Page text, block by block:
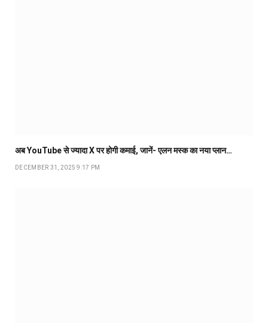
अब YouTube से ज्यादा X पर होगी कमाई, जानें- एलन मस्क का नया प्लान…
DECEMBER 31, 2025 9:17 PM